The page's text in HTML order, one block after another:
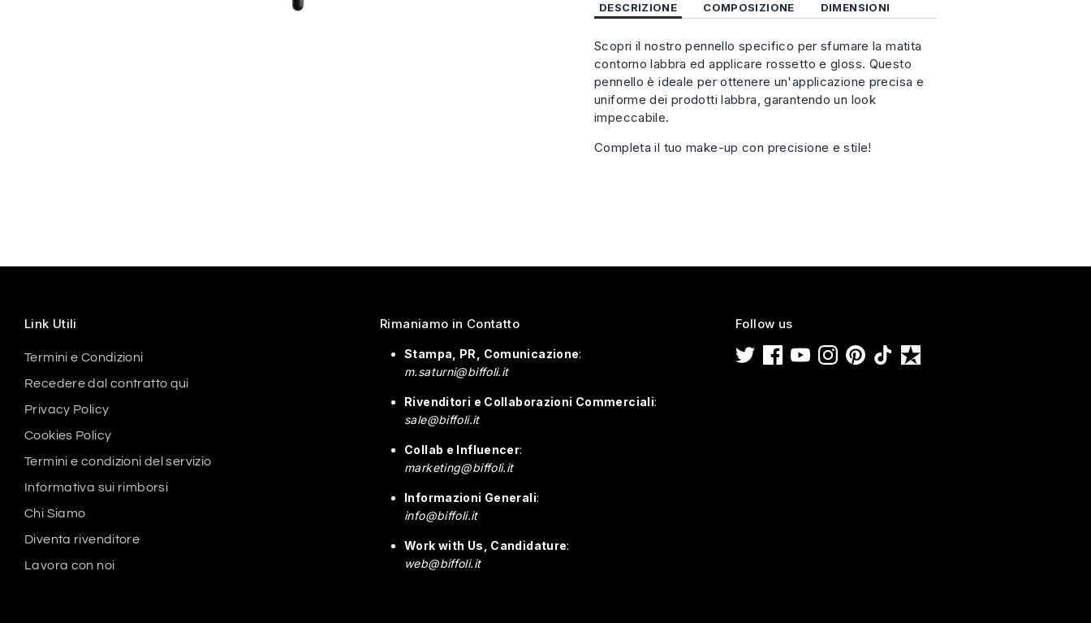
DESCRIZIONE COMPOSIZIONE DIMENSIONI
Scopri il nostro pennello specifico per sfumare la matita
contorno labbra ed applicare rossetto e gloss. Questo
pennello è ideale per ottenere un'applicazione precisa e
uniforme dei prodotti labbra, garantendo un look
impeccabile.
Completa il tuo make-up con precisione e stile!
Link Utili
Termini e Condizioni
Recedere dal contratto qui
Privacy Policy
Cookies Policy
Termini e condizioni del servizio
Informativa sui rimborsi
Chi Siamo
Diventa rivenditore
Lavora con noi
Rimaniamo in Contatto
Stampa, PR, Comunicazione:
m.saturni@biffoli.it
Rivenditori e Collaborazioni Commerciali:
sale@biffoli.it
Collab e Influencer:
marketing@biffoli.it
Informazioni Generali:
info@biffoli.it
Work with Us, Candidature:
web@biffoli.it
Follow us